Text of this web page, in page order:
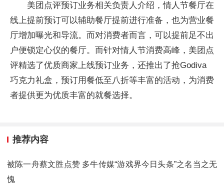
美团点评预订业务相关负责人介绍，情人节餐厅在
线上提前预订可以辅助餐厅提前进行准备，也为营业餐
厅增加曝光和导流。而对消费者而言，可以提前足不出
户便锁定心仪的餐厅。而针对情人节消费高峰，美团点
评精选了优质商家上线预订业务，还推出了抢Godiva
巧克力礼盒，预订用餐低至八折等丰富的活动，为消费
者提供更为优质丰富的就餐选择。
推荐内容
被陈一舟蔡文胜点赞 多牛传媒“游戏界今日头条”之名当之无
愧